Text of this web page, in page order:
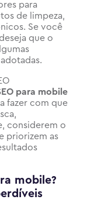
para
de limpeza,
Se você
que o
para mobile
fazer com que
considerem o
priorizem as
mobile?